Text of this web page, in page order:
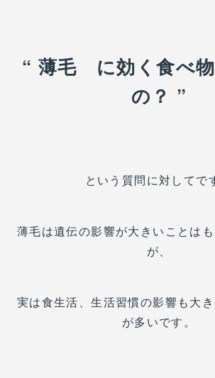
“ 薄毛 に効く食べ
の？ ”
という質問に対してで
薄毛は遺伝の影響が大きいことは
が、
実は食生活、生活習慣の影響も大
が多いです。